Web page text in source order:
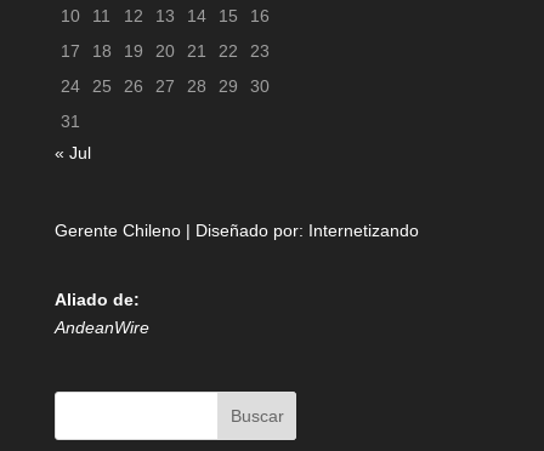
10
11 12 13 14 15
16
17
18 19 20 21 22
23
24
25 26 27 28 29
30
31
« Jul
Gerente Chileno | Diseñado por: Internetizando
Aliado de:
AndeanWire